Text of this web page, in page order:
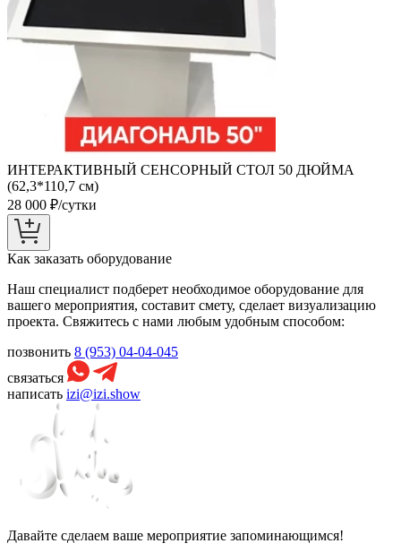
ИНТЕРАКТИВНЫЙ СЕНСОРНЫЙ СТОЛ 50 ДЮЙМА
(62,3*110,7 см)
28 000 ₽/сутки
Как заказать оборудование
Наш специалист подберет необходимое оборудование для
вашего мероприятия, составит смету, сделает визуализацию
проекта. Свяжитесь с нами любым удобным способом:
позвонить 8 (953) 04-04-045
связаться
написать izi@izi.show
Давайте сделаем ваше мероприятие запоминающимся!